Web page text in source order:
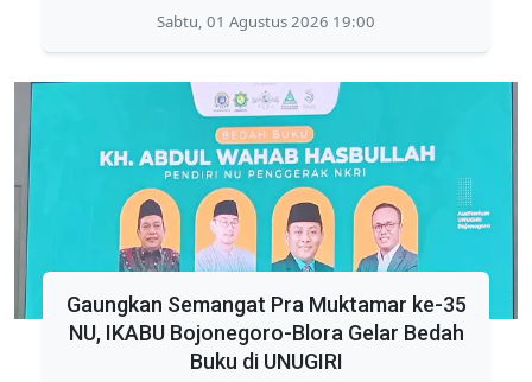
Sabtu, 01 Agustus 2026 19:00
Gaungkan Semangat Pra Muktamar ke-35
NU, IKABU Bojonegoro-Blora Gelar Bedah
Buku di UNUGIRI